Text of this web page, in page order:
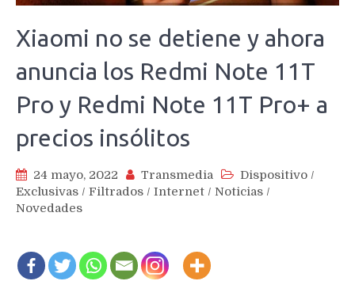
Xiaomi no se detiene y ahora
anuncia los Redmi Note 11T
Pro y Redmi Note 11T Pro+ a
precios insólitos
24 mayo, 2022 Transmedia Dispositivo /
Exclusivas / Filtrados / Internet / Noticias /
Novedades